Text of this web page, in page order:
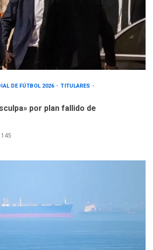
DE FÚTBOL 2026
TITULARES
por plan fallido de
145